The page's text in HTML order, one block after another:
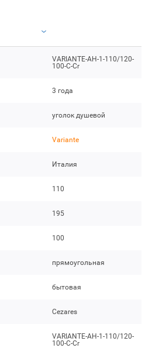
VARIANTE-AH-1-110/120-
100-C-Cr
3 года
уголок душевой
Variante
Италия
110
195
100
прямоугольная
бытовая
Cezares
VARIANTE-AH-1-110/120-
100-C-Cr